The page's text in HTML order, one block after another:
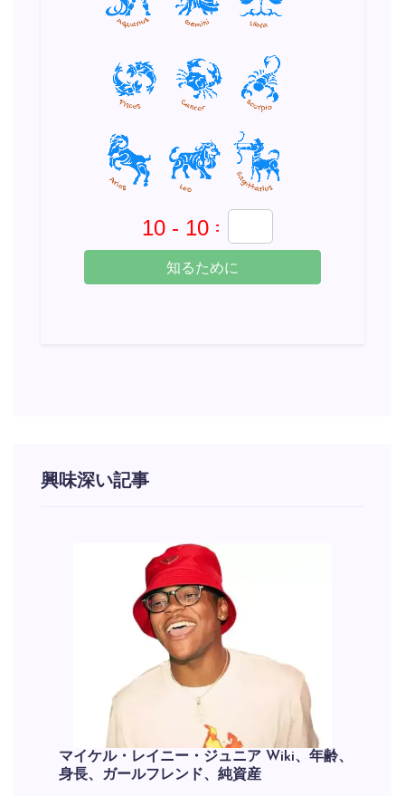
知るために
興味深い記事
マイケル・レイニー・ジュニア Wiki、年齢、
身長、ガールフレンド、純資産